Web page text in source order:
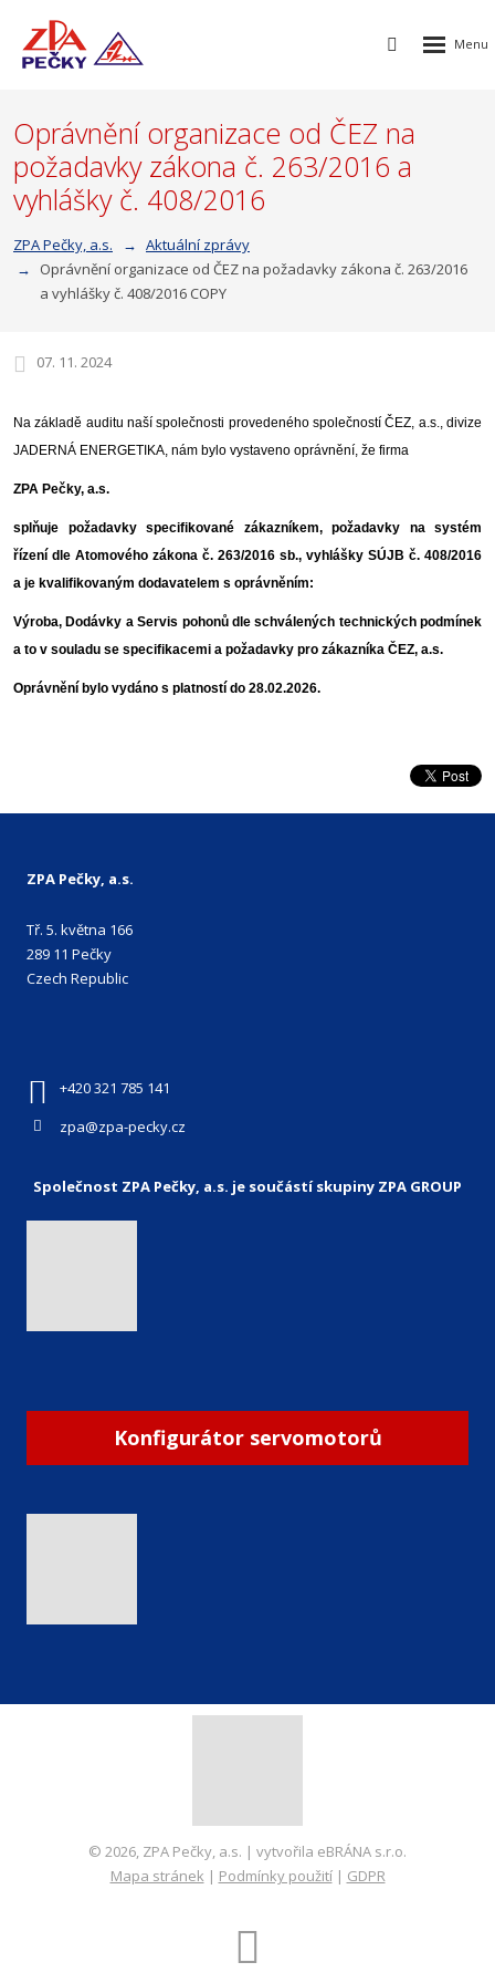
Vyhledávání
Rozbalení
Oprávnění organizace od ČEZ na
požadavky zákona č. 263/2016 a
vyhlášky č. 408/2016
ZPA Pečky, a.s.
Aktuální zprávy
Oprávnění organizace od ČEZ na požadavky zákona č. 263/2016
a vyhlášky č. 408/2016 COPY
07. 11. 2024
Na základě auditu naší společnosti provedeného společností ČEZ, a.s., divize
JADERNÁ ENERGETIKA, nám bylo vystaveno oprávnění, že firma
ZPA Pečky, a.s.
splňuje požadavky specifikované zákazníkem, požadavky na systém
řízení dle Atomového zákona č. 263/2016 sb., vyhlášky SÚJB č. 408/2016
a je kvalifikovaným dodavatelem s oprávněním:
Výroba, Dodávky a Servis pohonů dle schválených technických podmínek
a to v souladu se specifikacemi a požadavky pro zákazníka ČEZ, a.s.
Oprávnění bylo vydáno s platností do 28.02.2026.
ZPA Pečky, a.s.
Tř. 5. května 166
289 11 Pečky
Czech Republic
+420 321 785 141
zpa@zpa-pecky.cz
Společnost ZPA Pečky, a.s. je součástí skupiny ZPA GROUP
Konfigurátor servomotorů
© 2026, ZPA Pečky, a.s. | vytvořila eBRÁNA s.r.o.
Mapa stránek | Podmínky použití | GDPR